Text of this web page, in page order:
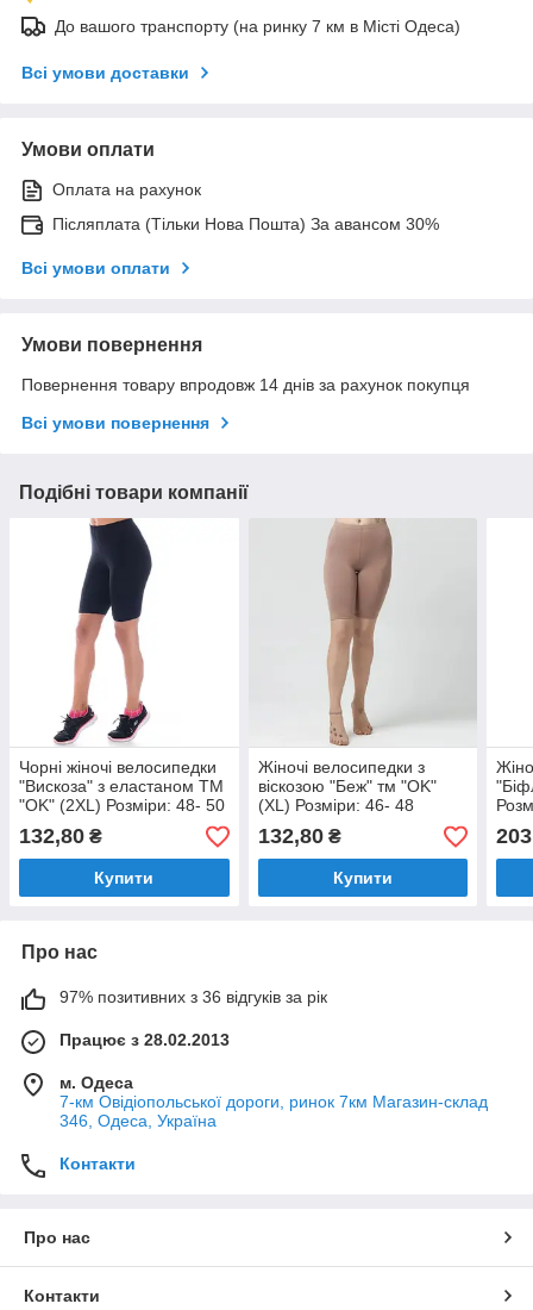
До вашого транспорту (на ринку 7 км в Місті Одеса)
Всі умови доставки
Умови оплати
Оплата на рахунок
Післяплата (Тільки Нова Пошта) За авансом 30%
Всі умови оплати
Умови повернення
Повернення товару впродовж 14 днів за рахунок покупця
Всі умови повернення
Подібні товари компанії
Чорні жіночі велосипедки
"Вискоза" з еластаном ТМ
"OK" (2XL) Розміри: 48- 50
(33039-3)
132,80 ₴
Купити
Жіночі велосипедки з
віскозою "Беж" тм "OK"
(XL) Розміри: 46- 48
(33030-2)
132,80₴
Купити
Про нас
97% позитивних з 36 відгуків за рік
Працює з 28.02.2013
м. Одеса
7-км Овідіопольської дороги, ринок 7км Магазин-склад
346, Одеса, Україна
Контакти
Про нас
Контакти